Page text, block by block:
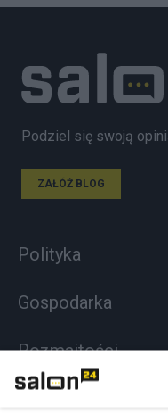
Podziel się swoją
ZAŁÓŻ BLOG
Polityka
Gospodarka
Rozmaitości